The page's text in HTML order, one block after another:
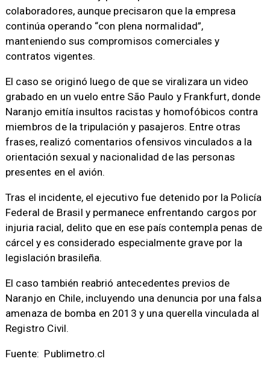
colaboradores, aunque precisaron que la empresa
continúa operando “con plena normalidad”,
manteniendo sus compromisos comerciales y
contratos vigentes.
El caso se originó luego de que se viralizara un video
grabado en un vuelo entre São Paulo y Frankfurt, donde
Naranjo emitía insultos racistas y homofóbicos contra
miembros de la tripulación y pasajeros. Entre otras
frases, realizó comentarios ofensivos vinculados a la
orientación sexual y nacionalidad de las personas
presentes en el avión.
Tras el incidente, el ejecutivo fue detenido por la Policía
Federal de Brasil y permanece enfrentando cargos por
injuria racial, delito que en ese país contempla penas de
cárcel y es considerado especialmente grave por la
legislación brasileña.
El caso también reabrió antecedentes previos de
Naranjo en Chile, incluyendo una denuncia por una falsa
amenaza de bomba en 2013 y una querella vinculada al
Registro Civil.
Fuente: Publimetro.cl